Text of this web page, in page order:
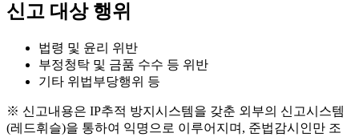
신고 대상 행위
법령 및 윤리 위반
부정청탁 및 금품 수수 등 위반
기타 위법부당행위 등
※ 신고내용은 IP추적 방지시스템을 갖춘 외부의 신고시스템
(레드휘슬)을 통하여 익명으로 이루어지며, 준법감시인만 조